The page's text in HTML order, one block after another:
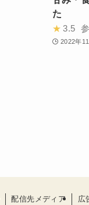
た
★ 3.5
2022年
配信先メディア 広